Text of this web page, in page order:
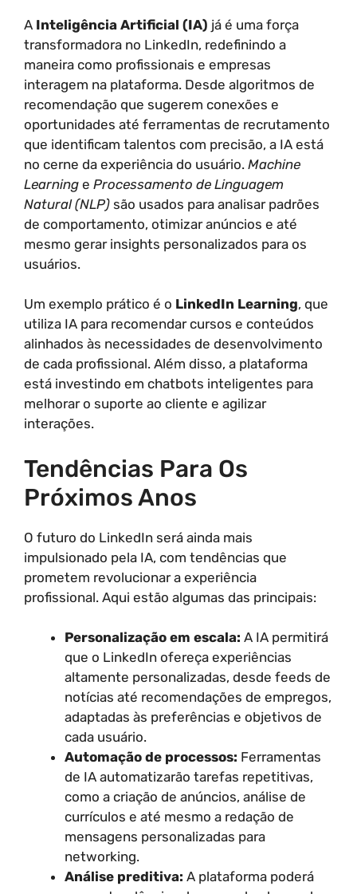
A Inteligência Artificial (IA) já é uma força
transformadora no LinkedIn, redefinindo a
maneira como profissionais e empresas
interagem na plataforma. Desde algoritmos de
recomendação que sugerem conexões e
oportunidades até ferramentas de recrutamento
que identificam talentos com precisão, a IA está
no cerne da experiência do usuário. Machine
Learning e Processamento de Linguagem
Natural (NLP) são usados para analisar padrões
de comportamento, otimizar anúncios e até
mesmo gerar insights personalizados para os
usuários.
Um exemplo prático é o LinkedIn Learning, que
utiliza IA para recomendar cursos e conteúdos
alinhados às necessidades de desenvolvimento
de cada profissional. Além disso, a plataforma
está investindo em chatbots inteligentes para
melhorar o suporte ao cliente e agilizar
interações.
Tendências Para Os
Próximos Anos
O futuro do LinkedIn será ainda mais
impulsionado pela IA, com tendências que
prometem revolucionar a experiência
profissional. Aqui estão algumas das principais:
Personalização em escala: A IA permitirá
que o LinkedIn ofereça experiências
altamente personalizadas, desde feeds de
notícias até recomendações de empregos,
adaptadas às preferências e objetivos de
cada usuário.
Automação de processos: Ferramentas
de IA automatizarão tarefas repetitivas,
como a criação de anúncios, análise de
currículos e até mesmo a redação de
mensagens personalizadas para
networking.
Análise preditiva: A plataforma poderá